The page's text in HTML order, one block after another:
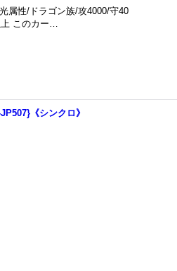
属性/ドラゴン族/攻4000/守40
上 このカー…
《シンクロ》